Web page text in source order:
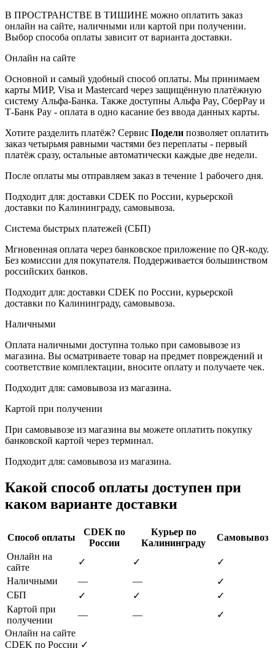
В ПРОСТРАНСТВЕ В ТИШИНЕ можно оплатить заказ
онлайн на сайте, наличными или картой при получении.
Выбор способа оплаты зависит от варианта доставки.
Онлайн на сайте
Основной и самый удобный способ оплаты. Мы принимаем
карты МИР, Visa и Mastercard через защищённую платёжную
систему Альфа-Банка. Также доступны Альфа Pay, СберPay и
Т-Банк Pay - оплата в одно касание без ввода данных карты.
Хотите разделить платёж? Сервис Подели позволяет оплатить
заказ четырьмя равными частями без переплаты - первый
платёж сразу, остальные автоматически каждые две недели.
После оплаты мы отправляем заказ в течение 1 рабочего дня.
Подходит для: доставки CDEK по России, курьерской
доставки по Калининграду, самовывоза.
Система быстрых платежей (СБП)
Мгновенная оплата через банковское приложение по QR-коду.
Без комиссии для покупателя. Поддерживается большинством
российских банков.
Подходит для: доставки CDEK по России, курьерской
доставки по Калининграду, самовывоза.
Наличными
Оплата наличными доступна только при самовывозе из
магазина. Вы осматриваете товар на предмет повреждений и
соответствие комплектации, вносите оплату и получаете чек.
Подходит для: самовывоза из магазина.
Картой при получении
При самовывозе из магазина вы можете оплатить покупку
банковской картой через терминал.
Подходит для: самовывоза из магазина.
Какой способ оплаты доступен при
каком варианте доставки
Способ оплаты
CDEK по
России
Курьер по
Калининграду
Самовывоз
Онлайн на
сайте
✓ ✓
✓
Наличными
— —
✓
СБП
✓ ✓
✓
Картой при
получении
— —
✓
Онлайн на сайте
CDEK по России ✓